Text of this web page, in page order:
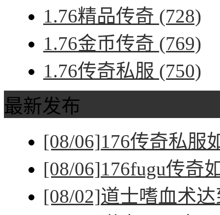
1.76精品传奇 (728)
1.76金币传奇 (769)
1.76传奇私服 (750)
最新发布
[08/06]176传奇私服
[08/06]176fugu传奇
[08/02]道士嗜血术